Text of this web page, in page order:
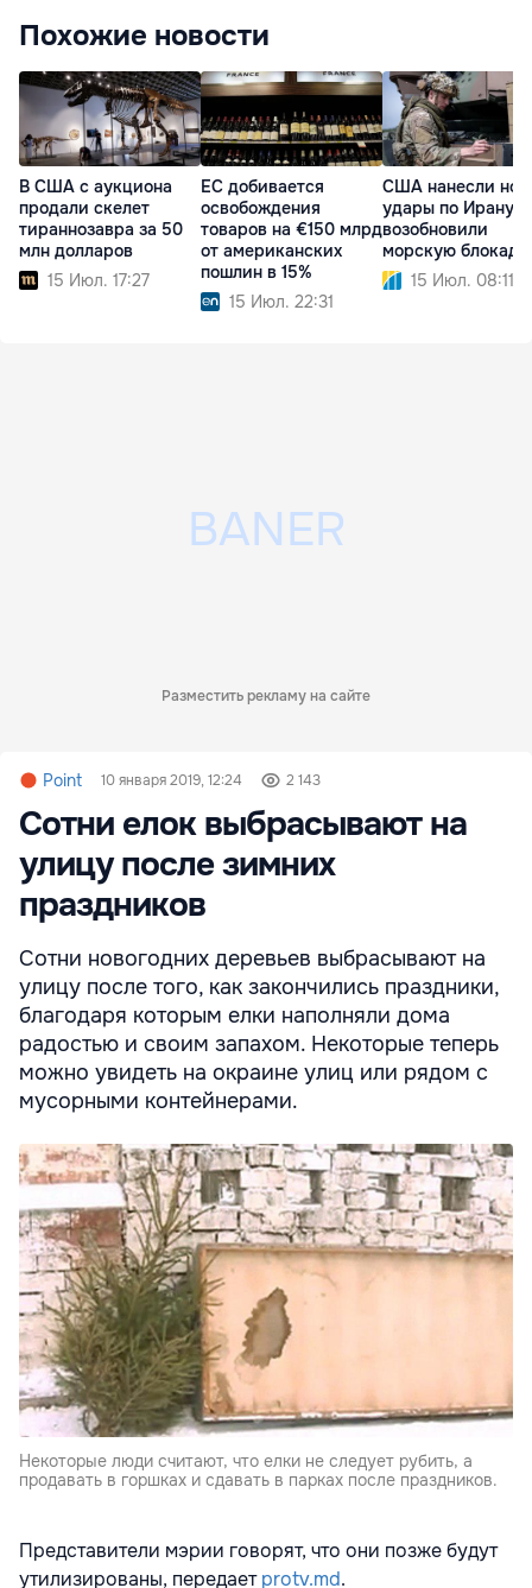
Похожие новости
В США с аукциона
продали скелет
тираннозавра за 50
млн долларов
15 Июл. 17:27
ЕС добивается
освобождения
товаров на €150 млрд
от американских
пошлин в 15%
15 Июл. 22:31
США нанесли
удары по Ирану и
возобновили
морскую блокаду
15 Июл. 08:11
Разместить рекламу на сайте
Point 10 января 2019, 12:24 2 143
Сотни елок выбрасывают на
улицу после зимних
праздников
Сотни новогодних деревьев выбрасывают на
улицу после того, как закончились праздники,
благодаря которым елки наполняли дома
радостью и своим запахом. Некоторые теперь
можно увидеть на окраине улиц или рядом с
мусорными контейнерами.
Некоторые люди считают, что елки не следует рубить, а
продавать в горшках и сдавать в парках после праздников.
Представители мэрии говорят, что они позже будут
утилизированы, передаетprotv.md.